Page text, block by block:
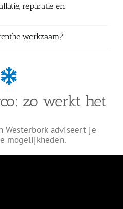
reparatie en
werkzaam?
zo werkt het
Westerbork adviseert je
mogelijkheden.